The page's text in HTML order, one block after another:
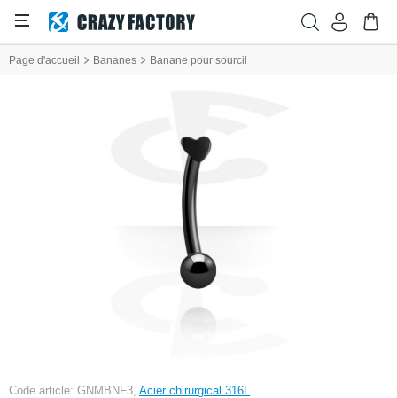
Page d'accueil Bananes Banane pour sourcil
Code article: GNMBNF3, Acier chirurgical 316L